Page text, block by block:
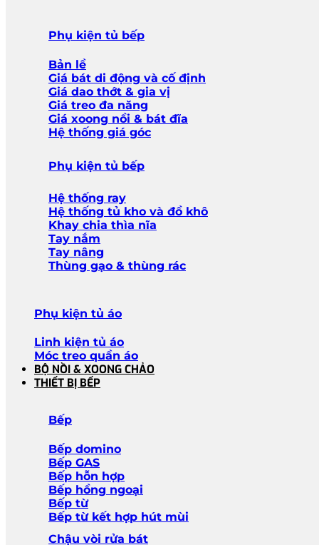
Phụ kiện tủ bếp
Bản lề
Giá bát di động và cố định
Giá dao thớt & gia vị
Giá treo đa năng
Giá xoong nồi & bát đĩa
Hệ thống giá góc
Phụ kiện tủ bếp
Hệ thống ray
Hệ thống tủ kho và đồ khô
Khay chia thìa nĩa
Tay nắm
Tay nâng
Thùng gạo & thùng rác
Phụ kiện tủ áo
Linh kiện tủ áo
Móc treo quần áo
BỘ NỒI & XOONG CHẢO
THIẾT BỊ BẾP
Bếp
Bếp domino
Bếp GAS
Bếp hỗn hợp
Bếp hồng ngoại
Bếp từ
Bếp từ kết hợp hút mùi
Chậu vòi rửa bát